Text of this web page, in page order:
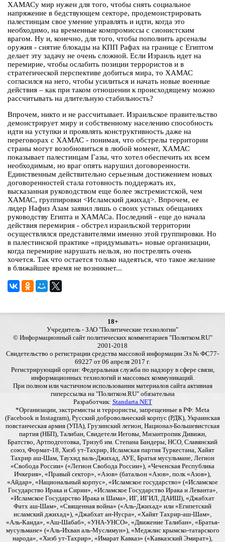
ХАМАСу мир нужен для того, чтобы снять социальное
напряжение в бедствующем секторе, продемонстрировать
палестинцам свое умение управлять и идти, когда это
необходимо, на временные компромиссы с сионистским
врагом. Ну и, конечно, для того, чтобы пополнить арсеналы
оружия - снятие блокады на КПП Рафах на границе с Египтом
делает эту задачу не очень сложной. Если Израиль идет на
перемирие, чтобы ослабить позиции террористов и в
стратегической перспективе добиться мира, то ХАМАС
согласился на него, чтобы усилиться и начать новые военные
действия – как при таком отношении к происходящему можно
рассчитывать на длительную стабильность?
Впрочем, никто и не рассчитывает. Израильское правительство
демонстрирует миру и собственному населению способность
идти на уступки и проявлять конструктивность даже на
переговорах с ХАМАС - понимая, что обстрелы территории
страны могут возобновиться в любой момент, ХАМАС
показывает палестинцам Газы, что хотел обеспечить их всем
необходимым, но враг опять нарушил договоренности.
Единственным действительно серьезным достижением новых
договоренностей стала готовность поддержать их,
высказанная руководством еще более экстремистской, чем
ХАМАС, группировки <Исламский джихад>. Впрочем, ее
лидер Нафиз Азам заявил лишь о своих устных обещаниях
руководству Египта и ХАМАСа. Последний - еще до начала
действия перемирия - обстрел израильской территории
осуществлялся представителями именно этой группировки. Но
в палестинской практике «придумывать» новые организации,
когда перемирие нарушать нельзя, но пострелять очень
хочется. Так что остается только надеяться, что такое желание
в ближайшее время не возникнет...
18+
Учредитель - ЗАО "Политические технологии"
© Информационный сайт политических комментариев "Политком.RU"
2001-2018
Свидетельство о регистрации средства массовой информации Эл № ФС77-
69227 от 06 апреля 2017 г.
Регистрирующий орган: Федеральная служба по надзору в сфере связи,
информационных технологий и массовых коммуникаций.
При полном или частичном использовании материалов сайта активная
гиперссылка на "Политком.RU" обязательна
Разработчик: Standarta.NET
*Организации, экстремисты и террористы, запрещенные в РФ: Meta
(Facebook и Instagram), Русский добровольческий корпус (РДК), Украинская
повстанческая армия (УПА), Грузинский легион, Национал-Большевистская
партия (НБП), Талибан, Свидетели Иеговы, Мизантропик Дивижн,
Братство, Артподготовка, Тризуб им. Степана Бандеры, НСО, Славянский
союз, Формат-18, Хизб ут-Тахрир, Исламская партия Туркестана, Хайят
Тахрир аш-Шам, Таухид валь-Джихад, АУЕ, Братья мусульмане, Легион
«Свобода России» («Легион Свобода России»), «Чеченская Республика
Ичкерия», «Правый сектор», «Азов» (батальон «Азов», полк «Азов»),
«Айдар», «Национальный корпус», «Исламское государство» («Исламское
Государство Ирака и Сирии», «Исламское Государство Ирака и Леванта»,
«Исламское Государство Ирака и Шама», ИГ, ИГИЛ, ДАИШ), «Джабхат
Фатх аш-Шам», «Священная война» («Аль-Джихад» или «Египетский
исламский джихад»), «Джабхат ан-Нусра», «Хайят Тахрир-аш-Шам»,
«Аль-Каида», «Аш-Шабаб», «УНА-УНСО», «Движение Талибан», «Братья-
мусульмане» («Аль-Ихван аль-Муслимун»), «Меджлис крымско-татарского
народа», «Хизб ут-Тахрир», «Имарат Кавказ» («Кавказский Эмират»),